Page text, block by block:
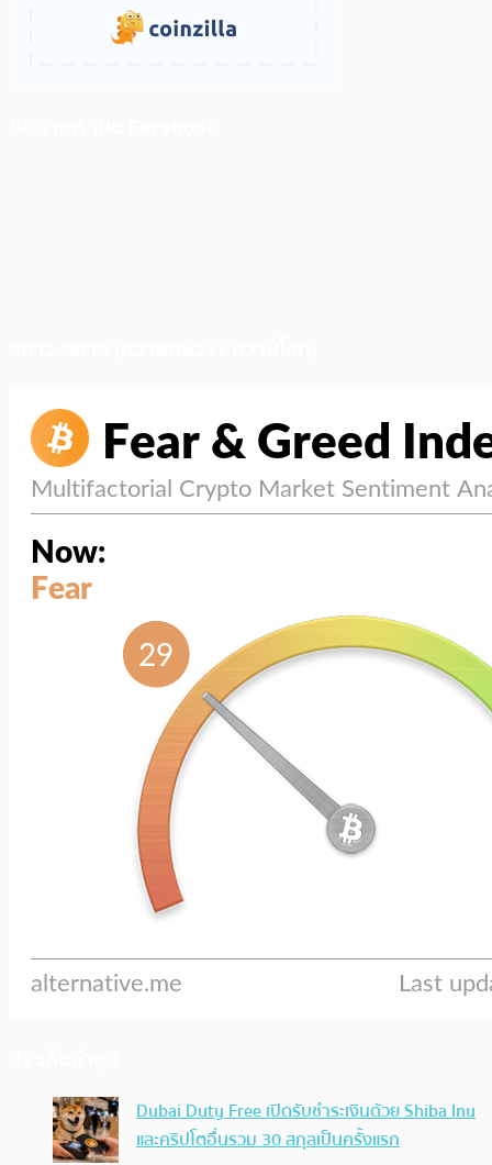
Dubai Duty Free เปิดรับชำระเงินด้วย Shiba Inu
และคริปโตอื่นรวม 30 สกุลเป็นครั้งแรก